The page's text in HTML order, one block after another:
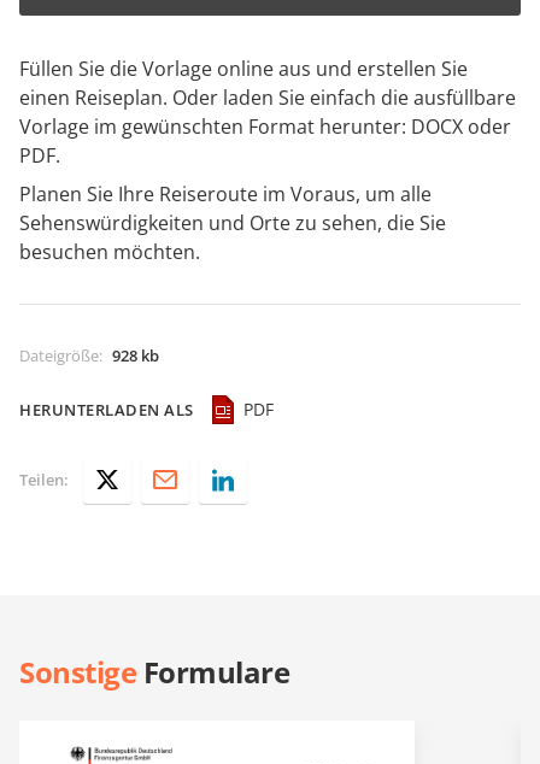
Füllen Sie die Vorlage online aus und erstellen Sie
einen Reiseplan. Oder laden Sie einfach die ausfüllbare
Vorlage im gewünschten Format herunter: DOCX oder
PDF.
Planen Sie Ihre Reiseroute im Voraus, um alle
Sehenswürdigkeiten und Orte zu sehen, die Sie
besuchen möchten.
Dateigröße: 928 kb
HERUNTERLADEN ALS PDF
Teilen:
SonstigeFormulare